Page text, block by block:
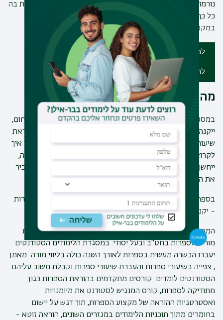
נורמות מתוקנות בבתי הספר שלנו. אין עוד דיסציפלינה שגלומות בה
כל כך הרבה אפשרויות לחנך, לשנות ולהשפיע – כפי שגלומות
במקצוע הספרות.
לפרטים ולשיחת ייעוץ אישית
להרשמה ללימודים
מה לומדים?
במסגרת לימודי תעודת הוראה בספרות וההכשרה המעשית בתחום,
ייקנה הלומד את המיומנות של בניית שיעור ספרות ויתנסה בהוראת
שיעורי ספרות הלכה למעשה. הוא יילמד לעמוד לפני קהל, ילמד איך
לקרוא טקסט בצורה דרמטית, יילמד לתכנן ולבנות יחידת הוראה,
ייחשף למגוון שיטות הוראה חדשניות ואסטרטגיות למידה ואף יכיר
את המבנה ואת הרציונל של תוכניות הלימודים
בספרות לחט“ב ולחטיבה העליונה. בלימודי תעודת הוראה בספרות
- יקנה לו הסטודנט מקצוע שהוא גם אהבה.
המסלול לתעודת הוראה בספרות מכשיר את הסטודנטים להיות
מורים לספרות בחט"ב ובעל יסודי. במסגרת הלימודים הסטודנטים
יעברו הכשרה מעשית בספרות לאורך השנה כולה בליווי מורה מאמן
, צפייה בשיעורי ספרות והעברת שיעורי ספרות וקבלת משוב עליהם.
הסטודנטים לומדים קורסים מתקדמים בהוראת הספרות כגון:
מתודיקה לספרות, קורס המנגיש לסטודנט את מיומנויות
ואסטרטגיות ההוראה של מקצוע הספרות, תוך דגש על יישום
בחומרים מתוך תוכניות הלימודים במגזרים השונים, הוראה זוטא -